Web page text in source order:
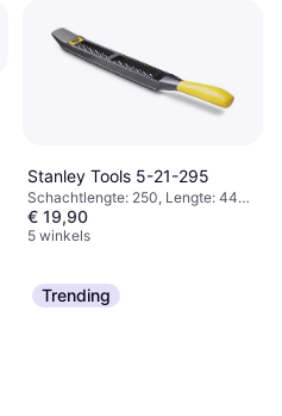
Stanley Tools 5-21-295
Schachtlengte: 250, Lengte: 440,
Gewicht: 330
€ 19,90
5 winkels
Trending